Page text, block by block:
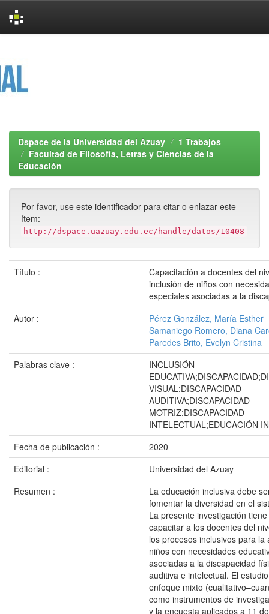
Dspace de la Universidad del Azuay
1 Trabajos
Facultad de Filosofía, Letras y Ciencias de la
Educación
Por favor, use este identificador para citar o enlazar este
ítem:
http://dspace.uazuay.edu.ec/handle/datos/10408
Título :
Capacitación a docentes del
inclusión de niños con
especiales asociadas a la
Autor :
Pérez González, María Esther
Samaniego Romero, Diana
Paredes Brito, Evelyn Cristina
Palabras clave :
INCLUSIÓN
VISUAL;DISCAPACIDAD
AUDITIVA;DISCAPACIDAD
MOTRIZ;DISCAPACIDAD
INTELECTUAL;EDUCACIÓN
Fecha de publicación :
2020
Editorial :
Universidad del Azuay
Resumen :
La educación inclusiva debe
fomentar la diversidad en el
La presente investigación
capacitar a los docentes del
los procesos inclusivos para la
niños con necesidades
asociadas a la discapacidad
auditiva e intelectual. El
enfoque mixto
como instrumentos de
y la encuesta aplicados a 11